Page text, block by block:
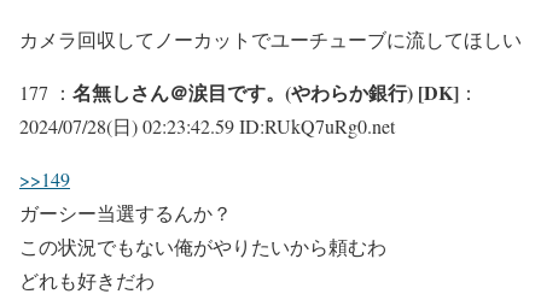
カメラ回収してノーカットでユーチューブに流してほしい
177 ： 名無しさん＠涙目です。(やわらか銀行) [DK] ：
2024/07/28(日) 02:23:42.59 ID:RUkQ7uRg0.net
>>149
ガーシー当選するんか？
この状況でもない俺がやりたいから頼むわ
どれも好きだわ